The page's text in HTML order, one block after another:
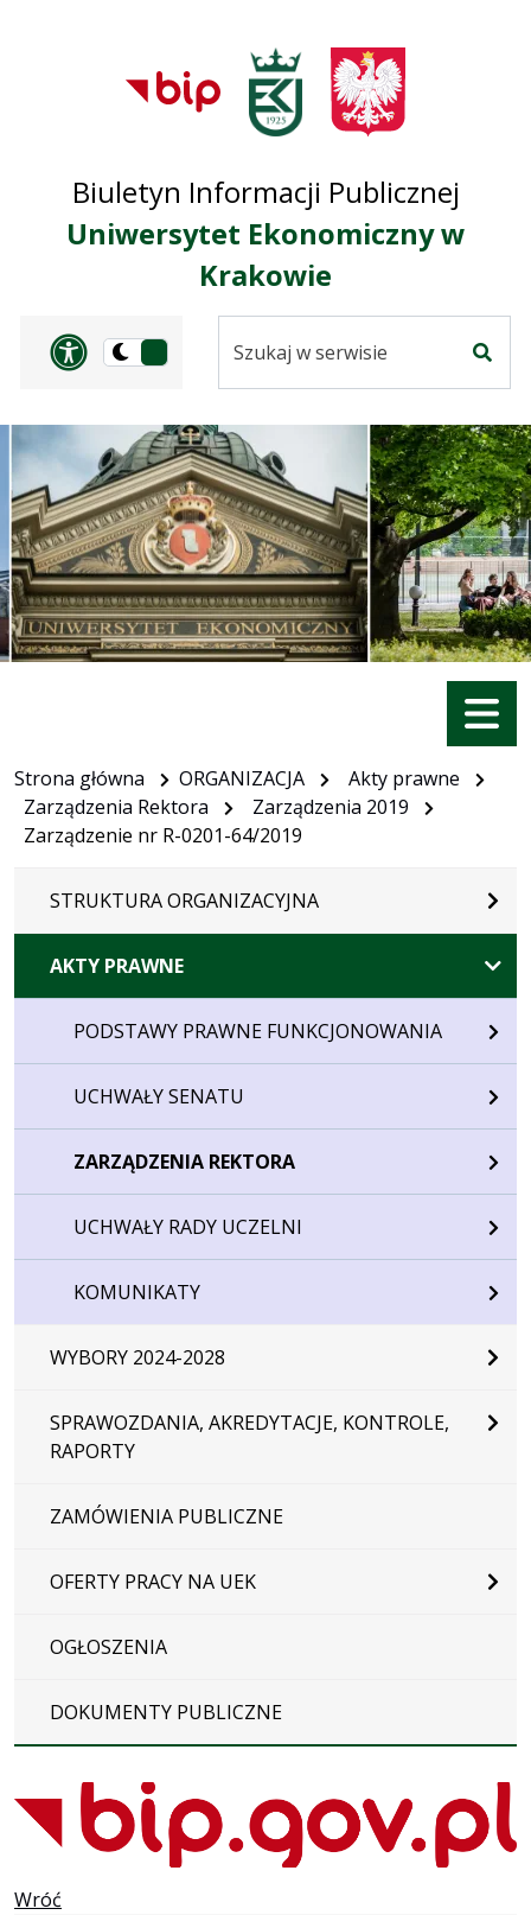
Przejdź do
głównego menu
Przejdź do treści
Przejdź do mapy
serwisu
Biuletyn Informacji Publicznej
Uniwersytet Ekonomiczny w
Krakowie
Panel dostosowania
Przełącz
ciemną
serwisie
Menu
Strona główna ORGANIZACJA
Akty prawne
Zarządzenia Rektora
Zarządzenia 2019
Zarządzenie nr R-0201-64/2019
STRUKTURA ORGANIZACYJNA
AKTY PRAWNE
PODSTAWY PRAWNE FUNKCJONOWANIA
UCHWAŁY SENATU
ZARZĄDZENIA REKTORA
UCHWAŁY RADY UCZELNI
KOMUNIKATY
WYBORY 2024-2028
SPRAWOZDANIA, AKREDYTACJE, KONTROLE,
RAPORTY
ZAMÓWIENIA PUBLICZNE
OFERTY PRACY NA UEK
OGŁOSZENIA
DOKUMENTY PUBLICZNE
Wróć